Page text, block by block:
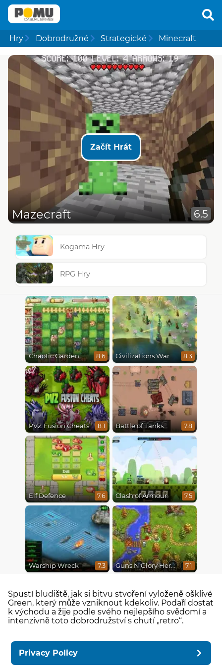
Hry Dobrodružné Strategické Minecraft
Začít Hrát
Mazecraft 6.5
Kogama Hry
RPG Hry
Chaotic Garden 8.6 Civilizations Wars Master Edition 8.3
PVZ Fusion Cheats 8.1 Battle of Tanks 7.8
Elf Defence 7.6 Clash of Armour 7.5
Warship Wreck 7.3 Guns N Glory Heroes 7.1
Spustí bludiště, jak si bitvu stvoření vyloženě ošklivé
Green, který může vzniknout kdekoliv. Podaří dostat
k východu a žije podle svého nejlepšího svědomí a
intenzivně toto dobrodružství s chutí „retro“.
Privacy Policy